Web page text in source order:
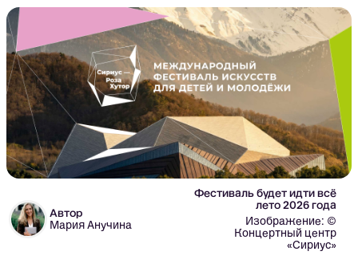
Автор
Мария Анучина
Фестиваль будет идти всё
лето 2026 года
Изображение: ©
Концертный центр
«Сириус»